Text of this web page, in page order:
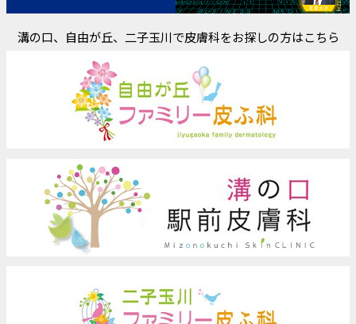
溝の口、自由が丘、二子玉川で皮膚科をお探しの方はこちら